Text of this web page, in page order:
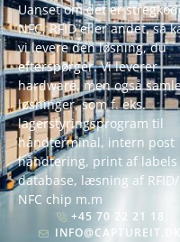
Uanset om det er
NFC, RFID eller andet, så
vi levere den løsning, du
efterspørger. Vi leverer
hardware, men også
løsninger, som f. eks.
lagerstyringsprogram til
håndterminal, intern post
håndtering, print af labels
database, læsning af RFID/
NFC chip m.m
+45 70 22 21 18
INFO@CAPTUREIT.DK